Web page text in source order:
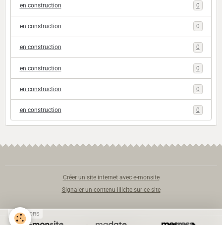
en construction 0
en construction 0
en construction 0
en construction 0
en construction 0
en construction 0
Créer un site internet avec e-monsite
Signaler un contenu illicite sur ce site
SPONSORS